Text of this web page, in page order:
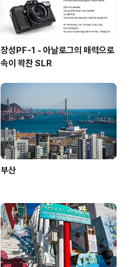
장성PF-1 - 아날로그의 매력으로
속이 꽉찬 SLR
부산